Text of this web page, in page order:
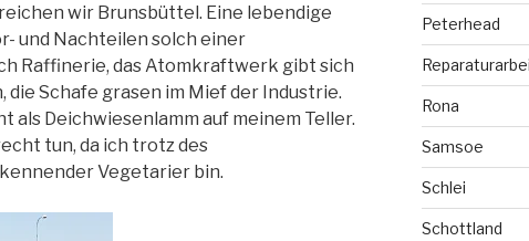
wir Brunsbüttel. Eine lebendige
und Nachteilen solch einer
Raffinerie, das Atomkraftwerk gibt sich
Schafe grasen im Mief der Industrie.
als Deichwiesenlamm auf meinem Teller.
tun, da ich trotz des
Vegetarier bin.
Peterhead
Rona
Samsoe
Schlei
Schottland